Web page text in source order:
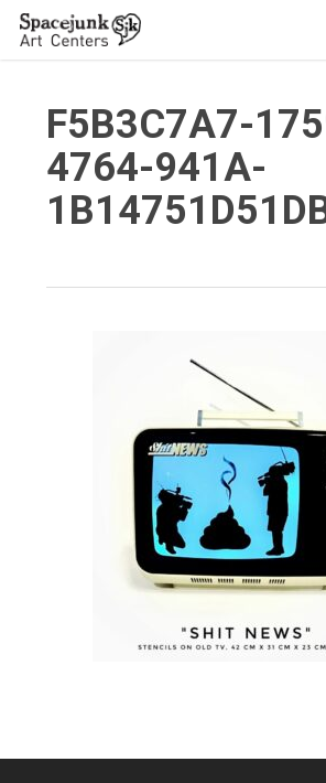
Skip
F5B3C7A7-
4764-941A-